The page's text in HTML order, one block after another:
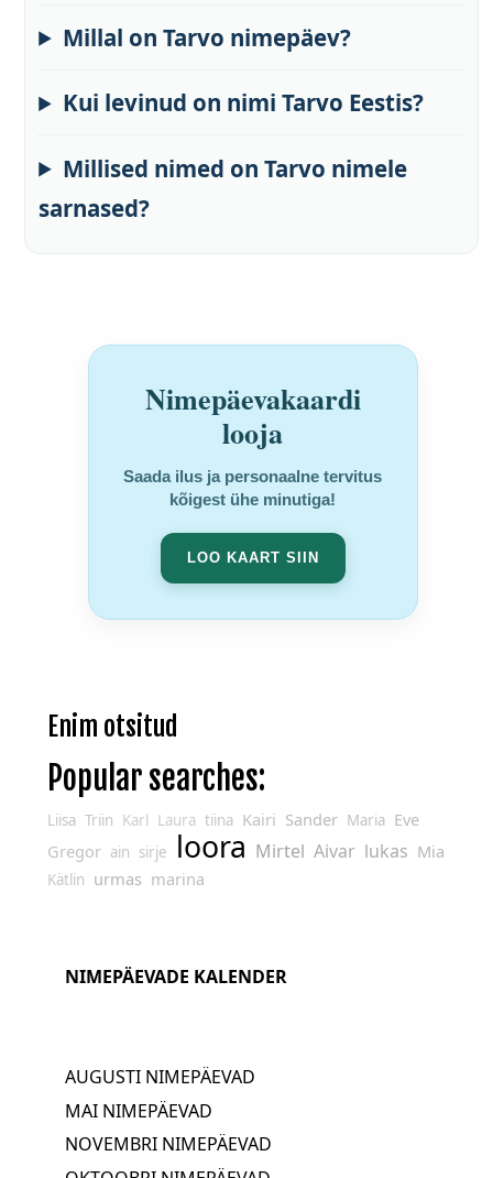
Millal on Tarvo nimepäev?
Kui levinud on nimi Tarvo Eestis?
Millised nimed on Tarvo nimele
sarnased?
Nimepäevakaardi
looja
Saada ilus ja personaalne tervitus
kõigest ühe minutiga!
LOO KAART SIIN
Enim otsitud
Popular searches:
Liisa Triin Karl Laura tiina Kairi Sander Maria Eve
Gregor ain sirje loora Mirtel Aivar lukas Mia
Kätlin urmas marina
NIMEPÄEVADE KALENDER
AUGUSTI NIMEPÄEVAD
MAI NIMEPÄEVAD
NOVEMBRI NIMEPÄEVAD